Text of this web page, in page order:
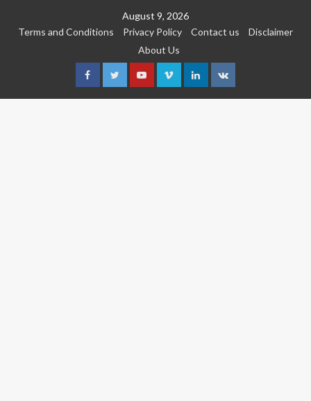
August 9, 2026
Terms and Conditions
Privacy Policy Contact us
Disclaimer
About Us
FacebookTwitterYoutubeVimeoLinkedin
VK